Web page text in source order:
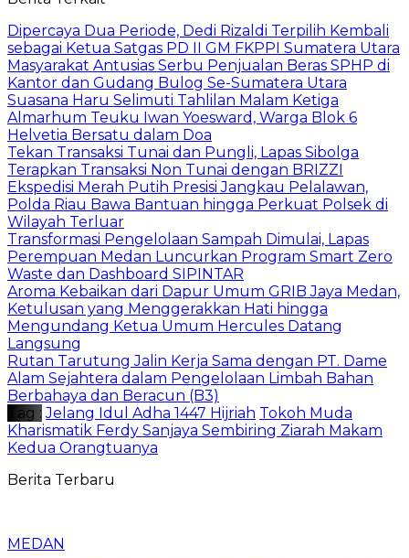
Dipercaya Dua Periode, Dedi Rizaldi Terpilih Kembali
sebagai Ketua Satgas PD II GM FKPPI Sumatera Utara
Masyarakat Antusias Serbu Penjualan Beras SPHP di
Kantor dan Gudang Bulog Se-Sumatera Utara
Suasana Haru Selimuti Tahlilan Malam Ketiga
Almarhum Teuku Iwan Yoesward, Warga Blok 6
Helvetia Bersatu dalam Doa
Tekan Transaksi Tunai dan Pungli, Lapas Sibolga
Terapkan Transaksi Non Tunai dengan BRIZZI
Ekspedisi Merah Putih Presisi Jangkau Pelalawan,
Polda Riau Bawa Bantuan hingga Perkuat Polsek di
Wilayah Terluar
Transformasi Pengelolaan Sampah Dimulai, Lapas
Perempuan Medan Luncurkan Program Smart Zero
Waste dan Dashboard SIPINTAR
Aroma Kebaikan dari Dapur Umum GRIB Jaya Medan,
Ketulusan yang Menggerakkan Hati hingga
Mengundang Ketua Umum Hercules Datang
Langsung
Rutan Tarutung Jalin Kerja Sama dengan PT. Dame
Alam Sejahtera dalam Pengelolaan Limbah Bahan
Berbahaya dan Beracun (B3)
Tag : Jelang Idul Adha 1447 Hijriah Tokoh Muda
Kharismatik Ferdy Sanjaya Sembiring Ziarah Makam
Kedua Orangtuanya
Berita Terbaru
MEDAN